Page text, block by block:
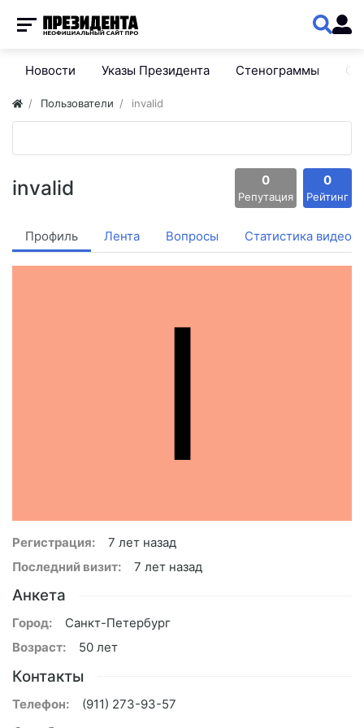
Новости Указы Президента Стенограммы
Пользователи invalid
invalid 0
Репутация
0
Рейтинг
Профиль Лента Вопросы Статистика видео
I
Регистрация:
7 лет назад
Последний визит:
7 лет назад
Анкета
Город:
Санкт-Петербург
Возраст:
50 лет
Контакты
Телефон: (911) 273-93-57